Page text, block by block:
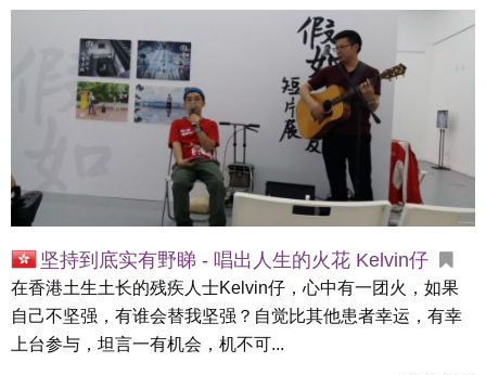
坚持到底实有野睇 - 唱出人生的火花 Kelvin仔
在香港土生土长的残疾人士Kelvin仔，心中有一团火，如果
自己不坚强，有谁会替我坚强？自觉比其他患者幸运，有幸
上台参与，坦言一有机会，机不可...